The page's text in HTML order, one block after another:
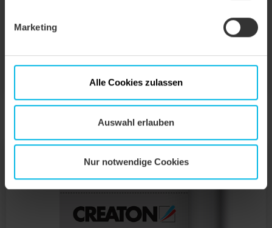
Marketing
Alle Cookies zulassen
Auswahl erlauben
Nur notwendige Cookies
CREATON TRIO longlife extra – Die Unterdachbahn mit